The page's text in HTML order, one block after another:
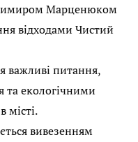
Марценюком
відходами Чистий
важливі питання,
та екологічними
місті.
вивезенням